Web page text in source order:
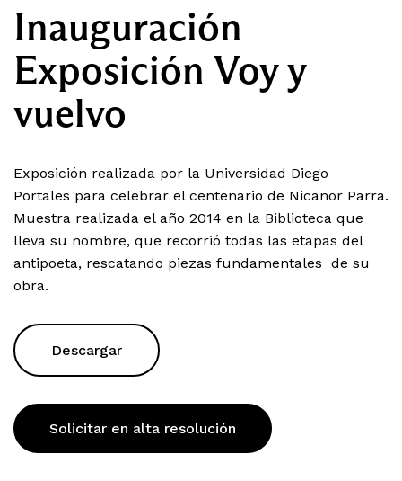
Inauguración
Exposición Voy y
vuelvo
Exposición realizada por la Universidad Diego
Portales para celebrar el centenario de Nicanor Parra.
Muestra realizada el año 2014 en la Biblioteca que
lleva su nombre, que recorrió todas las etapas del
antipoeta, rescatando piezas fundamentales de su
obra.
Descargar
Solicitar en alta resolución